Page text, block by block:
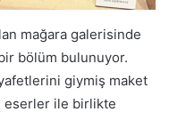
mağara galerisinde
bir bölüm bulunuyor.
giymiş maket
eserler ile birlikte